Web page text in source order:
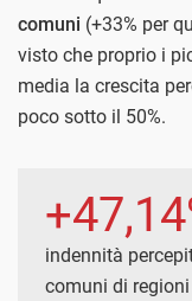
comuni (+33% per
visto che proprio i
media la crescita
poco sotto il 50%.
indennità
comuni di